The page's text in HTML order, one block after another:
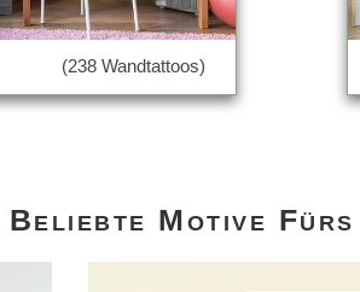
(238 Wandtattoos)
Beliebte Motive Fürs